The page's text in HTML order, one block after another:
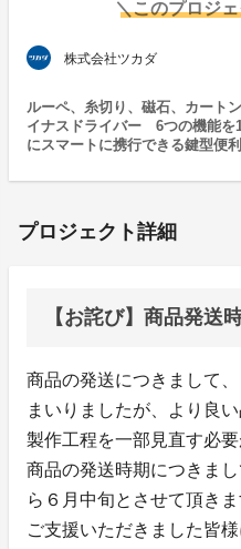
＼このプロジ
株式会社ツカダ
ルーペ、糸切り、磁石、カート
イナスドライバー 6つの機能を
にスマートに携行できる鍵型便
プロジェクト詳細
【お詫び】商品発送
商品の発送につきまして
まいりましたが、より良
製作工程を一部見直す必
商品の発送時期につきま
ら６月中旬とさせて頂きま
ご支援いただきました皆